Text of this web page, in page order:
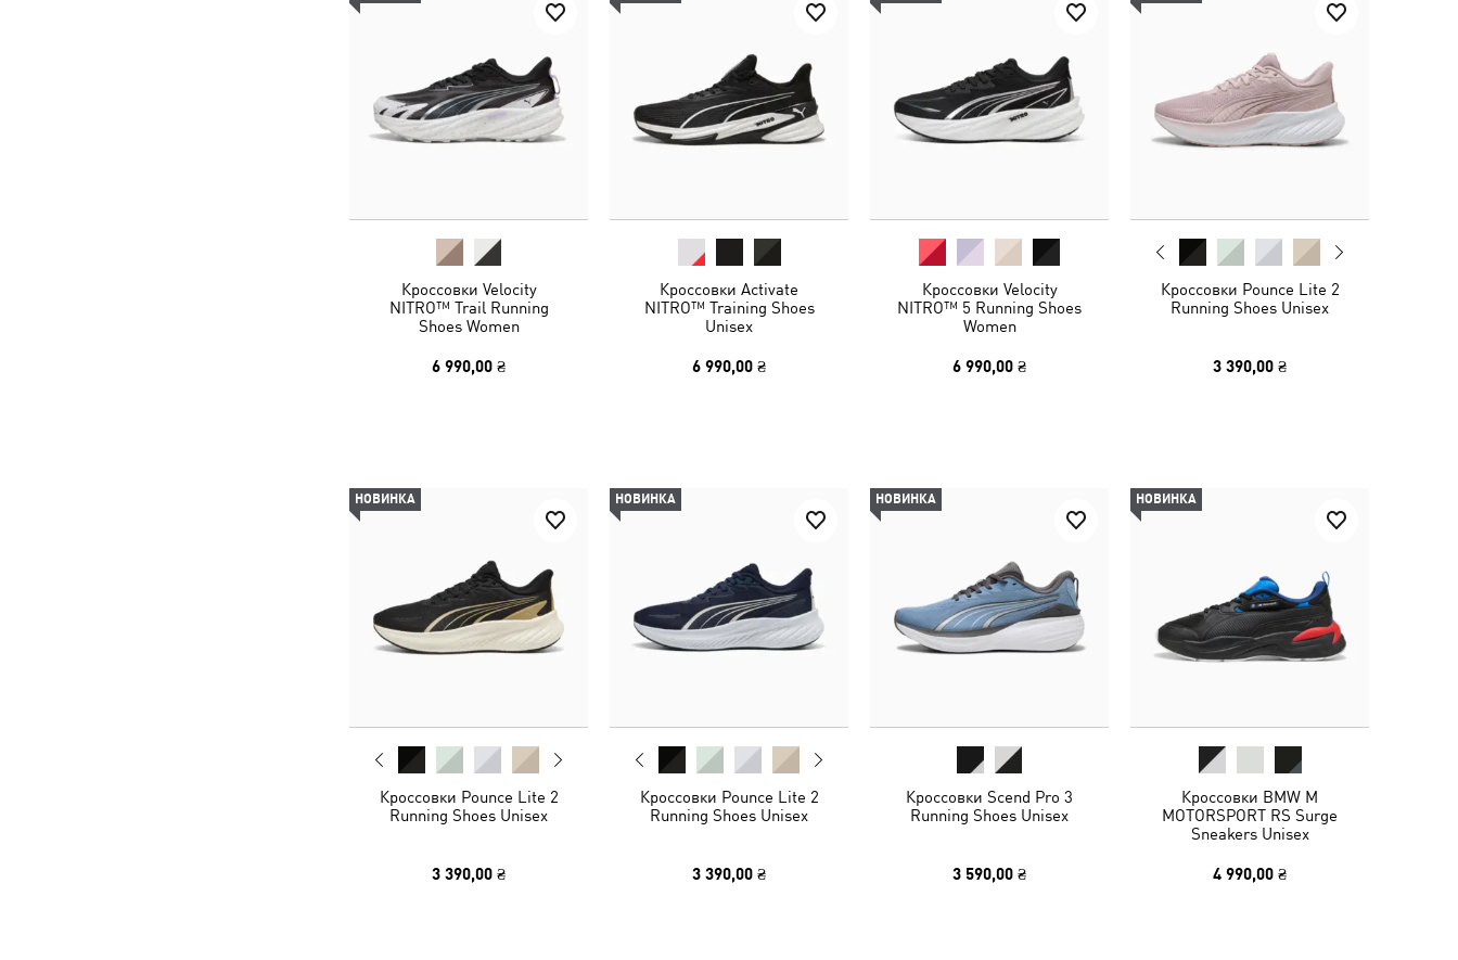
Кроссовки Velocity
NITRO™ Trail Running
Shoes Women
6 990,00 ₴
Кроссовки Activate
NITRO™ Training Shoes
Unisex
6 990,00 ₴
Кроссовки Velocity
NITRO™ 5 Running Shoes
Women
6 990,00 ₴
Кроссовки Pounce Lite 2
Running Shoes Unisex
3 390,00 ₴
НОВИНКА
Кроссовки Pounce Lite 2
Running Shoes Unisex
3 390,00 ₴
НОВИНКА
Кроссовки Pounce Lite 2
Running Shoes Unisex
3 390,00 ₴
НОВИНКА
Кроссовки Scend Pro 3
Running Shoes Unisex
3 590,00 ₴
НОВИНКА
Кроссовки BMW M
MOTORSPORT RS Surge
Sneakers Unisex
4 990,00 ₴